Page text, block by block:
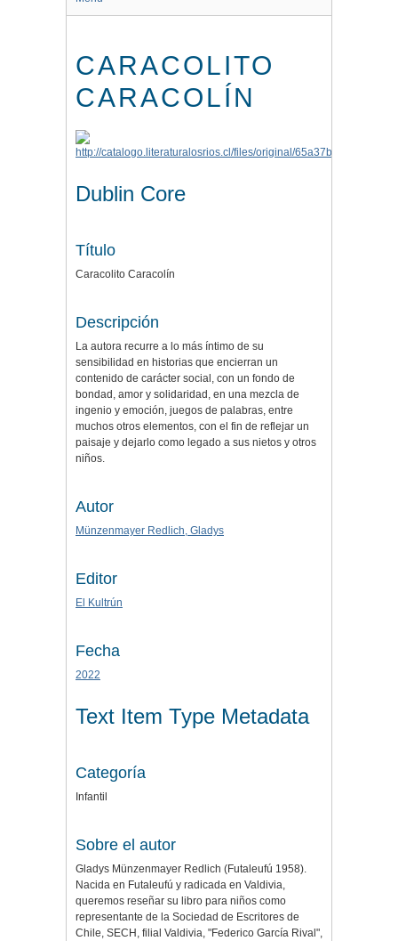
CARACOLITO
CARACOLÍN
Dublin Core
Título
Caracolito Caracolín
Descripción
La autora recurre a lo más íntimo de su
sensibilidad en historias que encierran un
contenido de carácter social, con un fondo de
bondad, amor y solidaridad, en una mezcla de
ingenio y emoción, juegos de palabras, entre
muchos otros elementos, con el fin de reflejar un
paisaje y dejarlo como legado a sus nietos y otros
niños.
Autor
Münzenmayer Redlich, Gladys
Editor
El Kultrún
Fecha
2022
Text Item Type Metadata
Categoría
Infantil
Sobre el autor
Gladys Münzenmayer Redlich (Futaleufú 1958).
Nacida en Futaleufú y radicada en Valdivia,
queremos reseñar su libro para niños como
representante de la Sociedad de Escritores de
Chile, SECH, filial Valdivia, "Federico García Rival",